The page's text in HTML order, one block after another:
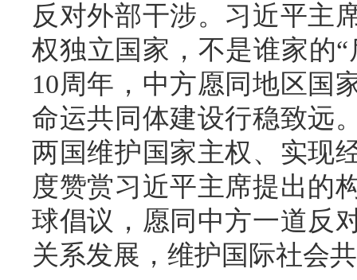
反对外部干涉。习近平主
权独立国家，不是谁家的
10周年，中方愿同地区国
命运共同体建设行稳致远
两国维护国家主权、实现
度赞赏习近平主席提出的
球倡议，愿同中方一道反
关系发展，维护国际社会